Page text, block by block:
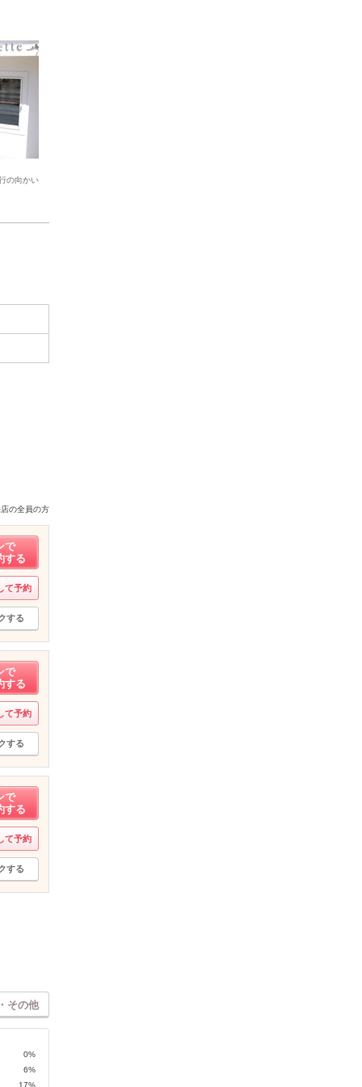
の向かい
の全員の方
で
する
て予約
する
で
する
て予約
する
で
する
て予約
する
その他
0%
6%
17%